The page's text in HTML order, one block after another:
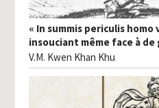
« In summis periculis
insouciant même face à de
V.M. Kwen Khan Khu